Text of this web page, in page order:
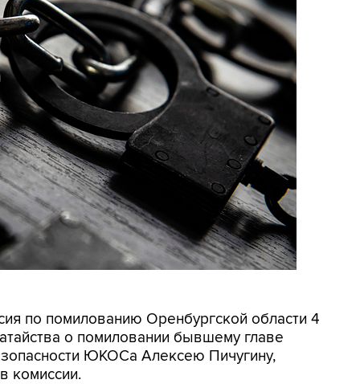
по помилованию Оренбургской области 4
о помиловании бывшему главе
ЮКОСа Алексею Пичугину,
комиссии.